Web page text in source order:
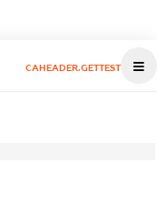
CAHEADER.GETTEST